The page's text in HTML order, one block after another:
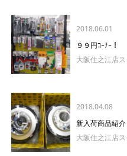
2018.06.01
９９円ｺｰﾅｰ！
大阪住之江店
2018.04.08
新入荷商品紹介
大阪住之江店